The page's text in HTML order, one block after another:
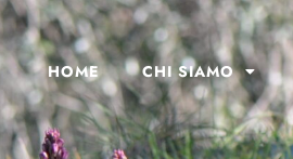
HOME CHI SIAMO